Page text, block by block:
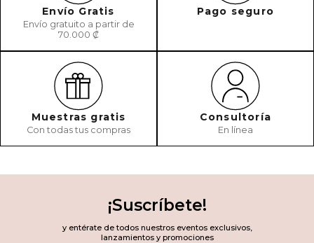
Envío Gratis
Envío gratuito a partir de
70.000 ₡
Pago seguro
Muestras gratis
Con todas tus compras
Consultoría
En línea
¡Suscríbete!
y entérate de todos nuestros eventos exclusivos,
lanzamientos y promociones